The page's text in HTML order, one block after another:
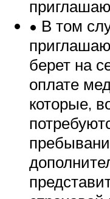
• В том
берет на
оплате
которые,